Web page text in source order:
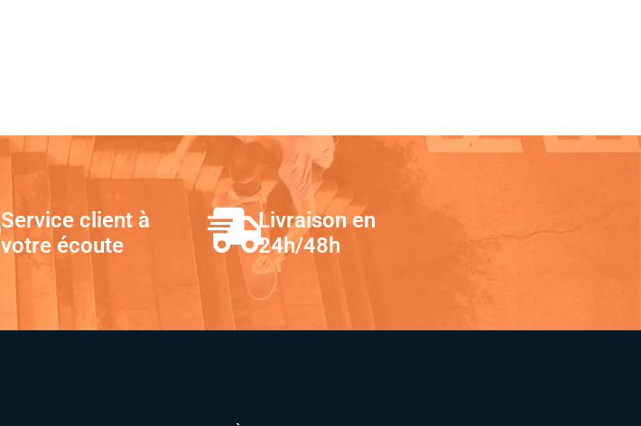
Service client à
votre écoute
Livraison en
24h/48h